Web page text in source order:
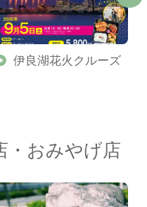
伊良湖花火クルーズ
・おみやげ店